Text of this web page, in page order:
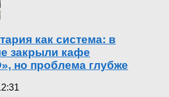
как система: в
закрыли кафе
но проблема глубже